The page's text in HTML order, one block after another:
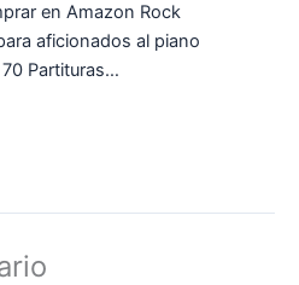
en Amazon Rock
aficionados al piano
Partituras…